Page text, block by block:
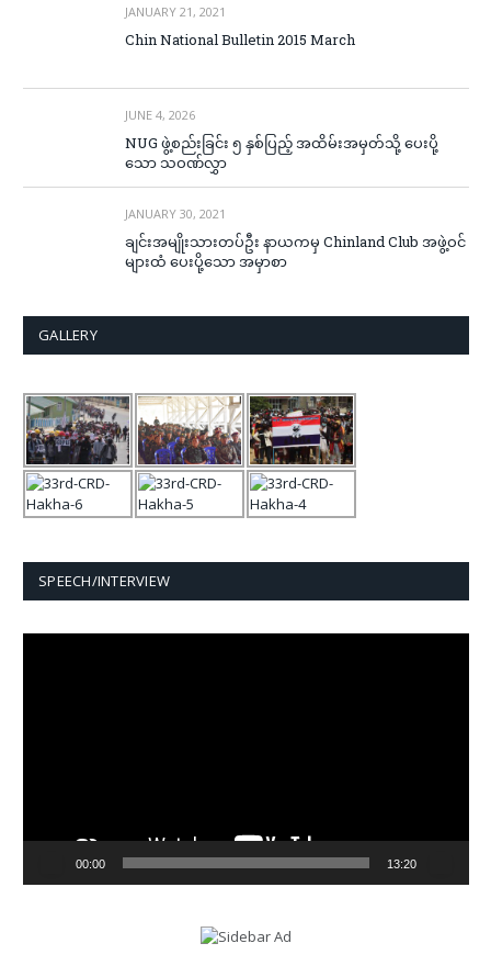
JANUARY 21, 2021
Chin National Bulletin 2015 March
JUNE 4, 2026
NUG ဖွဲ့စည်းခြင်း ၅ နှစ်ပြည့် အထိမ်းအမှတ်သို့ ပေးပို့
သော သဝဏ်လွှာ
JANUARY 30, 2021
ချင်းအမျိုးသားတပ်ဦး နာယကမှ Chinland Club အဖွဲ့ဝင်
များထံ ပေးပို့သော အမှာစာ
GALLERY
SPEECH/INTERVIEW
00:00 13:20